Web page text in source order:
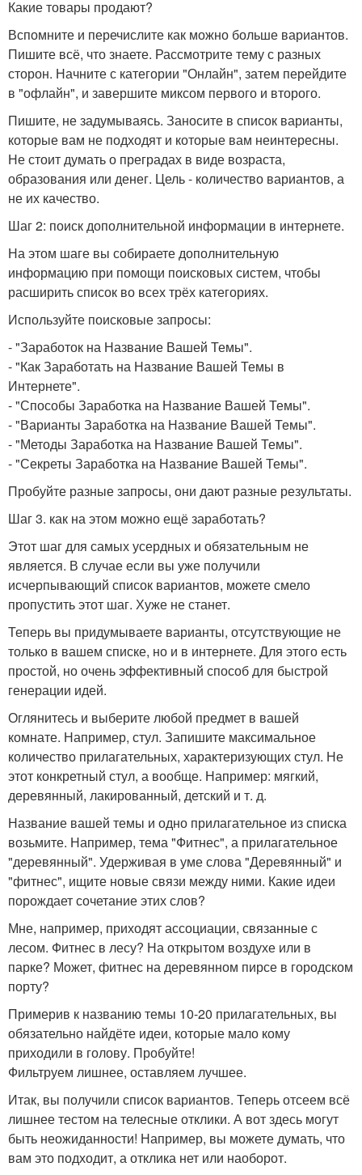
Какие товары продают?
Вспомните и перечислите как можно больше вариантов.
Пишите всё, что знаете. Рассмотрите тему с разных
сторон. Начните с категории "Онлайн", затем перейдите
в "офлайн", и завершите миксом первого и второго.
Пишите, не задумываясь. Заносите в список варианты,
которые вам не подходят и которые вам неинтересны.
Не стоит думать о преградах в виде возраста,
образования или денег. Цель - количество вариантов, а
не их качество.
Шаг 2: поиск дополнительной информации в интернете.
На этом шаге вы собираете дополнительную
информацию при помощи поисковых систем, чтобы
расширить список во всех трёх категориях.
Используйте поисковые запросы:
- "Заработок на Название Вашей Темы".
- "Как Заработать на Название Вашей Темы в
Интернете".
- "Способы Заработка на Название Вашей Темы".
- "Варианты Заработка на Название Вашей Темы".
- "Методы Заработка на Название Вашей Темы".
- "Секреты Заработка на Название Вашей Темы".
Пробуйте разные запросы, они дают разные результаты.
Шаг 3. как на этом можно ещё заработать?
Этот шаг для самых усердных и обязательным не
является. В случае если вы уже получили
исчерпывающий список вариантов, можете смело
пропустить этот шаг. Хуже не станет.
Теперь вы придумываете варианты, отсутствующие не
только в вашем списке, но и в интернете. Для этого есть
простой, но очень эффективный способ для быстрой
генерации идей.
Оглянитесь и выберите любой предмет в вашей
комнате. Например, стул. Запишите максимальное
количество прилагательных, характеризующих стул. Не
этот конкретный стул, а вообще. Например: мягкий,
деревянный, лакированный, детский и т. д.
Название вашей темы и одно прилагательное из списка
возьмите. Например, тема "Фитнес", а прилагательное
"деревянный". Удерживая в уме слова "Деревянный" и
"фитнес", ищите новые связи между ними. Какие идеи
порождает сочетание этих слов?
Мне, например, приходят ассоциации, связанные с
лесом. Фитнес в лесу? На открытом воздухе или в
парке? Может, фитнес на деревянном пирсе в городском
порту?
Примерив к названию темы 10-20 прилагательных, вы
обязательно найдёте идеи, которые мало кому
приходили в голову. Пробуйте!
Фильтруем лишнее, оставляем лучшее.
Итак, вы получили список вариантов. Теперь отсеем всё
лишнее тестом на телесные отклики. А вот здесь могут
быть неожиданности! Например, вы можете думать, что
вам это подходит, а отклика нет или наоборот.